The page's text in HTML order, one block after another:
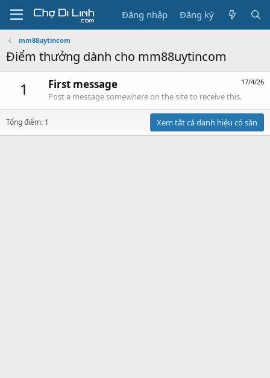
Đăng nhập Đăng ký
mm88uytincom
Điểm thưởng dành cho mm88uytincom
1 17/4/26
First message
Post a message somewhere on the site to receive this.
Tổng điểm: 1 Xem tất cả danh hiệu có sẵn